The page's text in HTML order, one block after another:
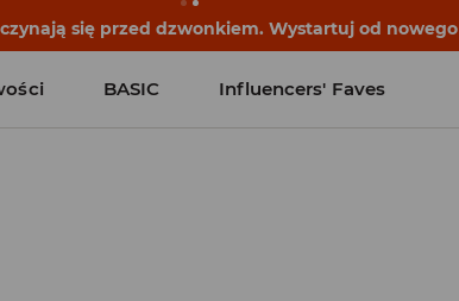
się przed dzwonkiem. Wystartuj od
BASIC Influencers' Faves